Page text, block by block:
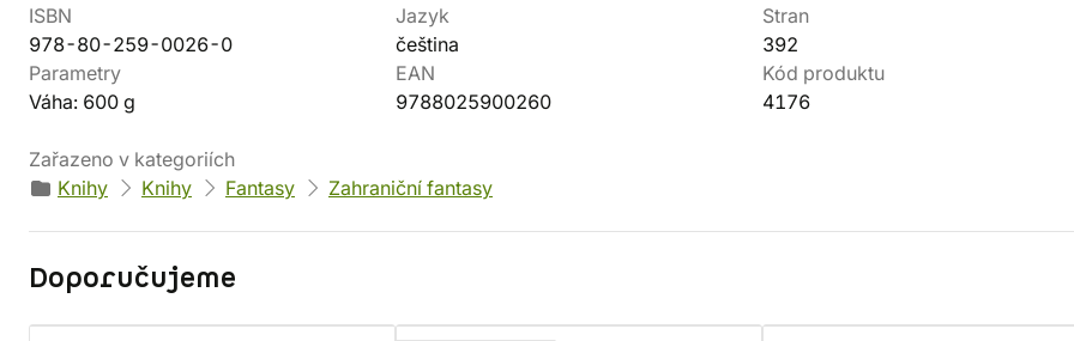
ISBN
978-80-259-0026-0
Jazyk
čeština
Stran
392
Parametry
Váha: 600 g
EAN
9788025900260
Kód produktu
4176
Zařazeno v kategoriích
Knihy
Knihy Fantasy Zahraniční fantasy
Doporučujeme